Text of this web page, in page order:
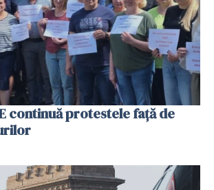
continuă protestele faţă de